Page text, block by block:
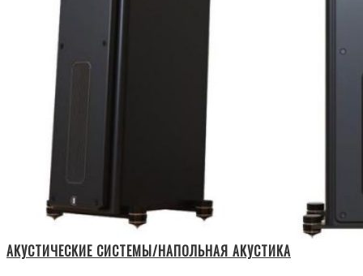
АКУСТИЧЕСКИЕ СИСТЕМЫ/НАПОЛЬНАЯ АКУСТИКА